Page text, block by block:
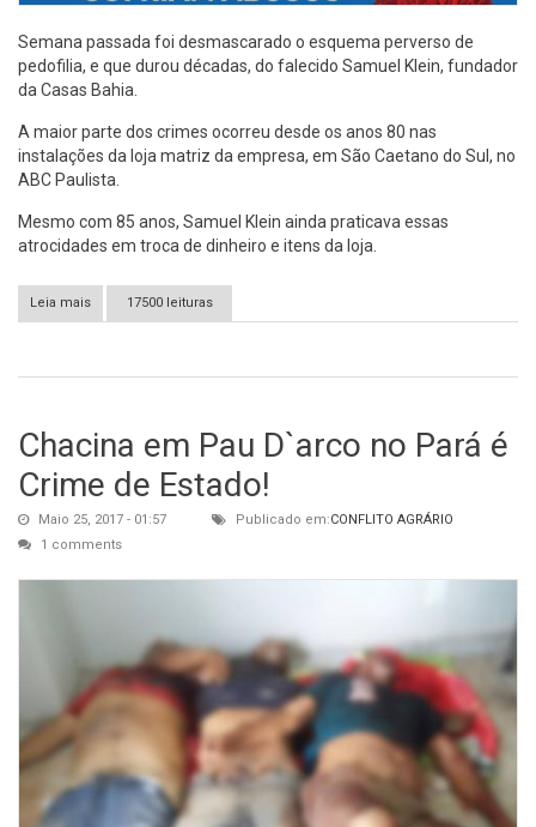
Semana passada foi desmascarado o esquema perverso de
pedofilia, e que durou décadas, do falecido Samuel Klein, fundador
da Casas Bahia.
A maior parte dos crimes ocorreu desde os anos 80 nas
instalações da loja matriz da empresa, em São Caetano do Sul, no
ABC Paulista.
Mesmo com 85 anos, Samuel Klein ainda praticava essas
atrocidades em troca de dinheiro e itens da loja.
Leia mais
sobre As acusações de crimes sexuais de Samuel Klein,
fundador da Casas Bahia.
17500 leituras
Chacina em Pau D`arco no Pará é
Crime de Estado!
Maio 25, 2017 - 01:57 Publicado em:CONFLITO AGRÁRIO
1 comments